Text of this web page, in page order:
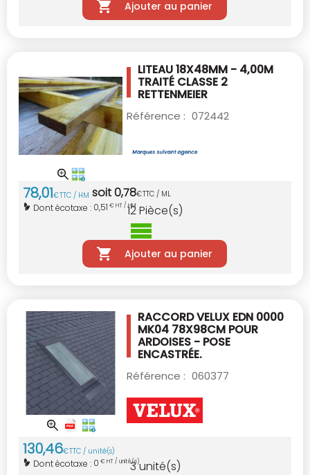
Ajouter au panier
LITEAU 18X48MM - 4,00M
TRAITÉ CLASSE 2
RETTENMEIER
Référence : 072442
78,01€TTC / HM soit0,78€TTC / ML
Dont écotaxe : 0,51 € HT / HM
12Pièce(s)
Ajouter au panier
RACCORD VELUX EDN 0000
MK04 78X98CM POUR
ARDOISES - POSE
ENCASTRÉE.
Référence : 060377
130,46€TTC / unité(s)
Dont écotaxe : 0 € HT / unité(s)
3unité(s)